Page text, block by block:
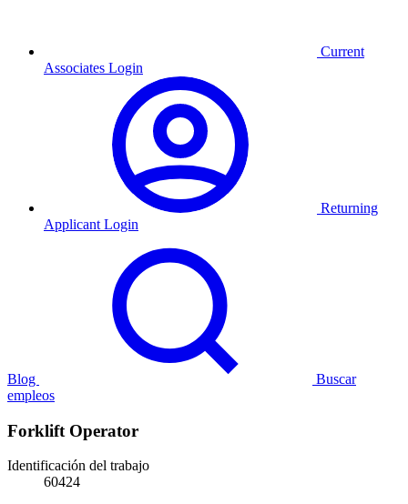
Current
Associates Login
Returning
Applicant Login
Blog
Buscar
empleos
Forklift Operator
Identificación del trabajo
60424